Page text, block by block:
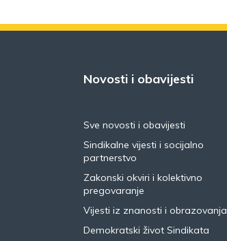
Novosti i obavijesti
Sve novosti i obavijesti
Sindikalne vijesti i socijalno
partnerstvo
Zakonski okviri i kolektivno
pregovaranje
Vijesti iz znanosti i obrazovanja
Demokratski život Sindikata